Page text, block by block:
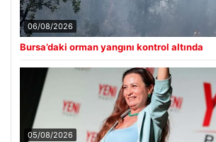
06/08/2026
Bursa’daki orman yangını kontrol altında
05/08/2026